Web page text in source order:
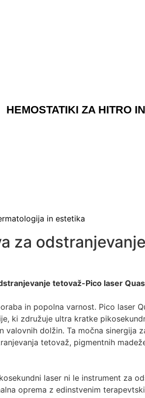
HEMOSTATIKI ZA HITRO
in estetika
za
tetovaž-Pico laser
in popolna varnost. Pico laser
ki združuje ultra kratke
valovnih dolžin. Ta močna sinergija
tetovaž, pigmentnih
laser ni le instrument za
oprema z edinstvenim